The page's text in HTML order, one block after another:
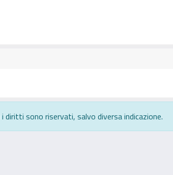
sono riservati, salvo diversa indicazione.